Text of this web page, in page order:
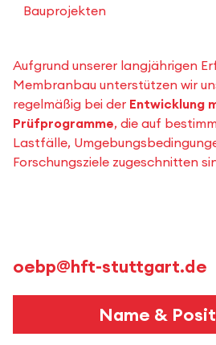
Bauprojekten
Aufgrund unserer langjährigen
Membranbau unterstützen wir
regelmäßig bei der Entwicklung
Prüfprogramme, die auf
Lastfälle,
Forschungsziele zugeschnitten
oebp@hft-stuttgart.de
Name &